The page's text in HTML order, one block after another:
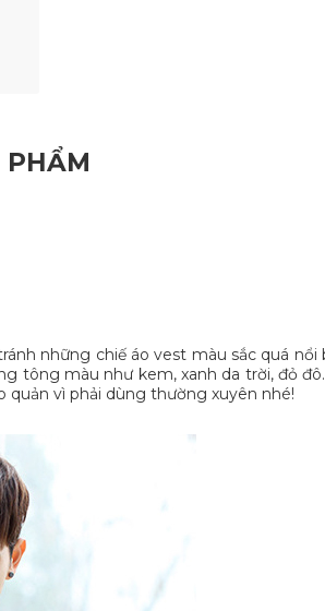
PHẨM
những chiế áo vest màu sắc quá
tông màu như kem, xanh da trời, đỏ
quản vì phải dùng thường xuyên nhé!